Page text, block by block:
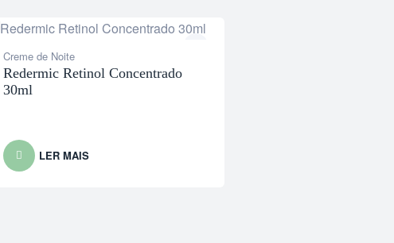
Creme de Noite
Redermic Retinol Concentrado
30ml
LER MAIS